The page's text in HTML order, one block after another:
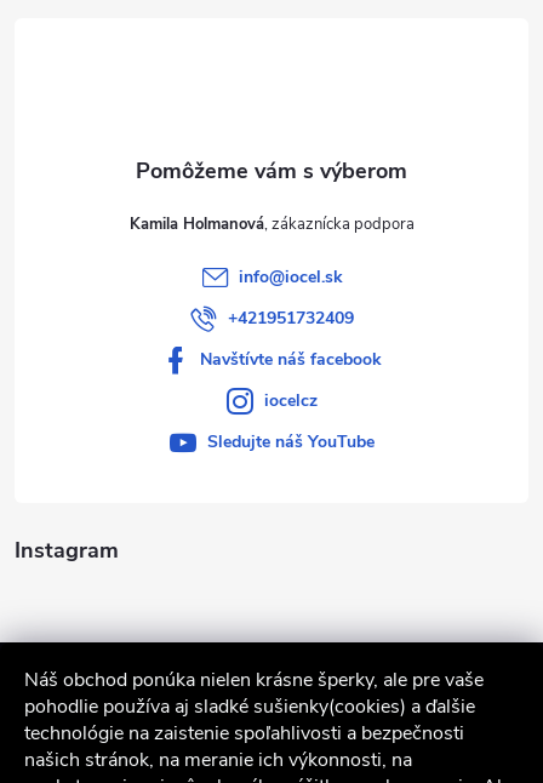
Náš obchod ponúka nielen krásne šperky, ale pre vaše
pohodlie používa aj sladké sušienky(cookies) a ďalšie
technológie na zaistenie spoľahlivosti a bezpečnosti
našich stránok, na meranie ich výkonnosti, na
Instagram
Kamila Holmanová
info@iocel.sk
+421951732409
Navštívte náš facebook
iocelcz
Sledujte náš YouTube